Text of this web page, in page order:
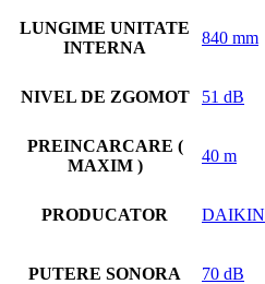
LUNGIME UNITATE
INTERNA
840 mm
NIVEL DE ZGOMOT 51 dB
PREINCARCARE (
MAXIM )
40 m
PRODUCATOR DAIKIN
PUTERE SONORA 70 dB